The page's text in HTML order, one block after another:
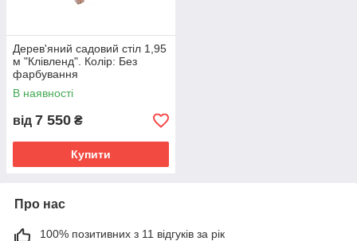
Дерев'яний садовий стіл 1,95
м "Клівленд". Колір: Без
фарбування
В наявності
від 7 550 ₴
Купити
Про нас
100% позитивних з 11 відгуків за рік